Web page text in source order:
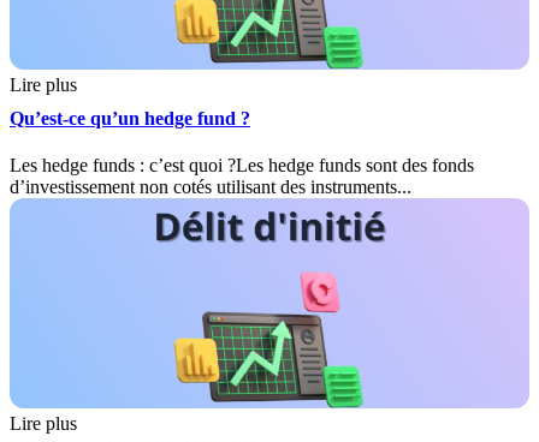
Lire plus
Qu’est-ce qu’un hedge fund ?
Les hedge funds : c’est quoi ?Les hedge funds sont des fonds
d’investissement non cotés utilisant des instruments...
Lire plus